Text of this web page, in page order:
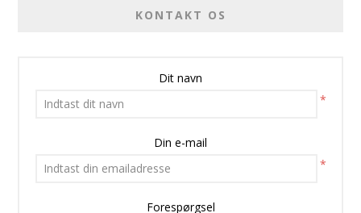
KONTAKT OS
Dit navn
*
Din e-mail
*
Forespørgsel